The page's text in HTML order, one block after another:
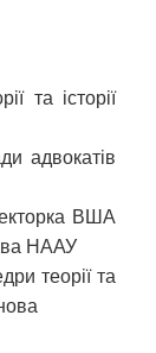
та історії
адвокатів
ВША
НААУ
теорії та